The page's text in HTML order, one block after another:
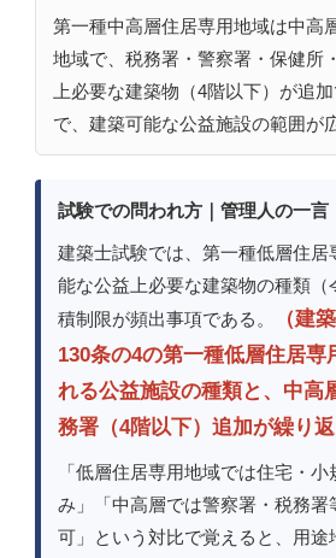
第一種中高層住居専用地域は中高
地域で、税務署・警察署・保健所
上必要な建築物（4階以下）が追
で、建築可能な公益施設の範囲が
試験での問われ方｜管理人の一言
建築士試験では、第一種低層住居
能な公益上必要な建築物の種類（
積制限が頻出事項である。
（建
130条の4の第一種低層住居専
れる公益施設の種類と、中高
務署（4階以下）追加が繰り返
「低層住居専用地域では住宅・
み」「中高層では警察署・税務署
可」という対比で覚えると、用途